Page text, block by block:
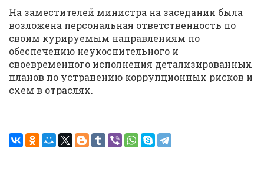
На заместителей министра на заседании была
возложена персональная ответственность по
своим курируемым направлениям по
обеспечению неукоснительного и
своевременного исполнения детализированных
планов по устранению коррупционных рисков и
схем в отраслях.